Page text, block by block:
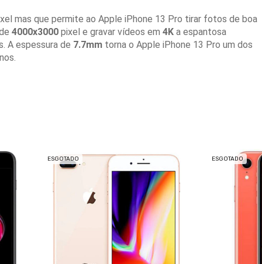
mas que permite ao Apple iPhone 13 Pro tirar fotos de boa
4000x3000 pixel e gravar vídeos em 4K a espantosa
A espessura de 7.7mm torna o Apple iPhone 13 Pro um dos
ESGOTADO ESGOTADO